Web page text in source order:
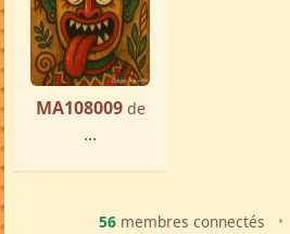
MA108009 de
...
56 membres connectés •